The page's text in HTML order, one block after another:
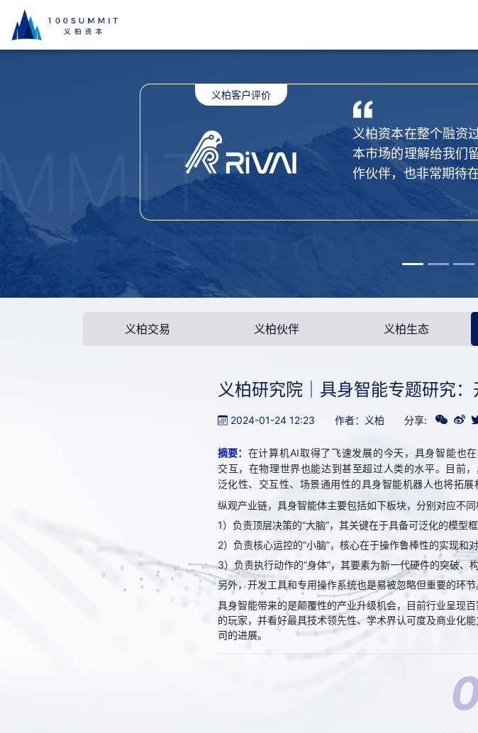
程中展现了高度的专业性，团队对行业的洞察及对资
下了深刻的印象。我们非常高兴遇到了这样专业的合
义柏交易 义柏伙伴 义柏生态
义柏研究院｜具身智能专题研究
2024-01-24 12:23 作者：义柏 分享:
摘要： 在计算机AI取得了飞速发展的今天，具身智能也
交互，在物理世界也能达到甚至超过人类的水平。目前
泛化性、交互性、场景通用性的具身智能机器人也将拓展
纵观产业链，具身智能体主要包括如下板块，分别对应不同
1）负责顶层决策的“大脑”，其关键在于具备可泛化的模型
2）负责核心运控的“小脑”，核心在于操作鲁棒性的实现和
3）负责执行动作的“身体”，其要素为新一代硬件的突破、
另外，开发工具和专用操作系统也是易被忽略但重要的环节
具身智能带来的是颠覆性的产业升级机会，目前行业呈现
的玩家，并看好最具技术领先性、学术界认可度及商业化
司的进展。